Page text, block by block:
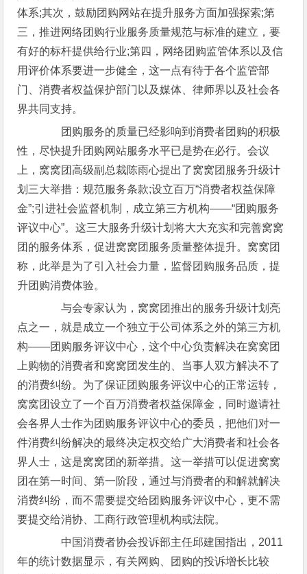
体系;其次，鼓励团购网站在提升服务方面加强探索;第
三，推进网络团购行业服务质量规范与标准的建立，要
有好的标杆提供给行业;第四，网络团购监管体系以及信
用评价体系要进一步健全，这一点有待于各个监管部
门、消费者权益保护部门以及媒体、律师界以及社会各
界共同支持。
团购服务的质量已经影响到消费者团购的积极
性，尽快提升团购网站服务水平已是势在必行。会议
上，窝窝团高级副总裁陈雨心提出了窝窝团服务升级计
划三大举措：规范服务条款;设立百万“消费者权益保障
金”;引进社会监督机制，成立第三方机构——“团购服务
评议中心”。这三大服务升级计划将大大充实和完善窝窝
团的服务体系，促进窝窝团服务质量整体提升。窝窝团
称，此举是为了引入社会力量，监督团购服务品质，提
升团购消费体验。
与会专家认为，窝窝团推出的服务升级计划亮
点之一，就是成立一个独立于公司体系之外的第三方机
构——团购服务评议中心，这个中心负责解决在窝窝团
上购物的消费者和窝窝团发生的、当事人双方解决不了
的消费纠纷。为了保证团购服务评议中心的正常运转，
窝窝团设立了一个百万消费者权益保障金，同时邀请社
会各界人士作为团购服务评议中心的委员，把他们对一
件消费纠纷解决的最终决定权交给广大消费者和社会各
界人士，这是窝窝团的新举措。这一举措可以促进窝窝
团在第一时间、第一阶段，通过与消费者的和解就解决
消费纠纷，而不需要提交给团购服务评议中心，更不需
要提交给消协、工商行政管理机构或法院。
中国消费者协会投诉部主任邱建国指出，2011
年的统计数据显示，有关网购、团购的投诉增长比较